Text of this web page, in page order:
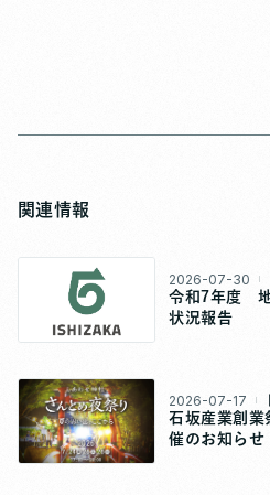
関連情報
2026-07-30
令和7年度
状況報告
2026-07-17
石坂産業創業
催のお知ら